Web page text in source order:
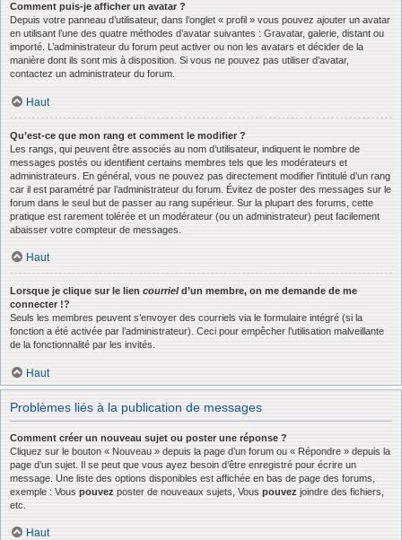
Comment puis-je afficher un avatar ?
Depuis votre panneau d’utilisateur, dans l’onglet « profil » vous pouvez ajouter un avatar
en utilisant l’une des quatre méthodes d’avatar suivantes : Gravatar, galerie, distant ou
importé. L’administrateur du forum peut activer ou non les avatars et décider de la
manière dont ils sont mis à disposition. Si vous ne pouvez pas utiliser d’avatar,
contactez un administrateur du forum.
Haut
Qu’est-ce que mon rang et comment le modifier ?
Les rangs, qui peuvent être associés au nom d’utilisateur, indiquent le nombre de
messages postés ou identifient certains membres tels que les modérateurs et
administrateurs. En général, vous ne pouvez pas directement modifier l’intitulé d’un rang
car il est paramétré par l’administrateur du forum. Évitez de poster des messages sur le
forum dans le seul but de passer au rang supérieur. Sur la plupart des forums, cette
pratique est rarement tolérée et un modérateur (ou un administrateur) peut facilement
abaisser votre compteur de messages.
Haut
Lorsque je clique sur le lien courrield’un membre, on me demande de me
connecter !?
Seuls les membres peuvent s’envoyer des courriels via le formulaire intégré (si la
fonction a été activée par l’administrateur). Ceci pour empêcher l’utilisation malveillante
de la fonctionnalité par les invités.
Haut
Problèmes liés à la publication de messages
Comment créer un nouveau sujet ou poster une réponse ?
Cliquez sur le bouton « Nouveau » depuis la page d’un forum ou « Répondre » depuis la
page d’un sujet. Il se peut que vous ayez besoin d’être enregistré pour écrire un
message. Une liste des options disponibles est affichée en bas de page des forums,
exemple : Vous pouvez poster de nouveaux sujets, Vous pouvez joindre des fichiers,
etc.
Haut